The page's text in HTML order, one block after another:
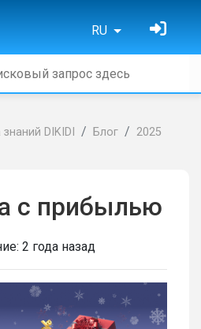
RU
знаний DIKIDI Блог 2025
с прибылью
2 года назад